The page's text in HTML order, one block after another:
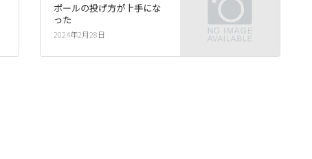
ボールの投げ方が上手にな
った
2024年2月28日